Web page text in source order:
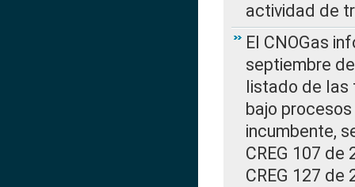
actividad de
El CNOGas
septiembre
listado de las
bajo
incumbente,
CREG 107
CREG 127 de